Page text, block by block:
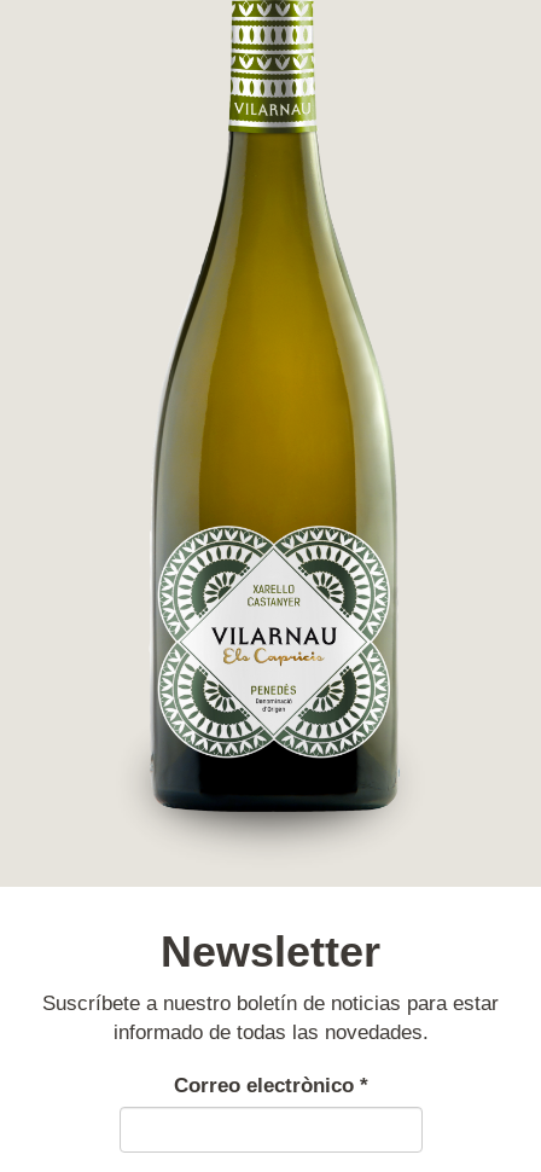
Newsletter
Suscríbete a nuestro boletín de noticias para estar
informado de todas las novedades.
Correo electrònico *